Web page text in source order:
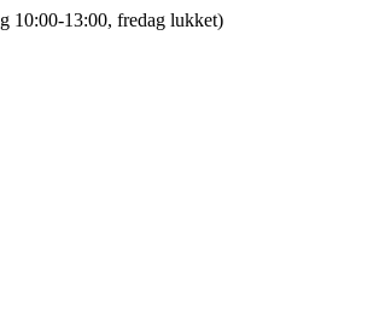
10:00-13:00, fredag lukket)